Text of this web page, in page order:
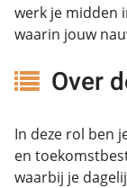
werk je midden
waarin jouw
Over
In deze rol ben
en
waarbij je